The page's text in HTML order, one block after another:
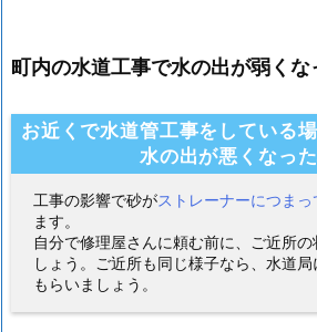
町内の水道工事で水の出が弱くな
お近くで水道管工事をしている
水の出が悪くなっ
工事の影響で砂がストレーナーにつま
ます。
自分で修理屋さんに頼む前に、ご近所
しょう。ご近所も同じ様子なら、水道
もらいましょう。